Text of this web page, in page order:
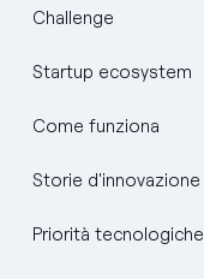
Challenge
Startup ecosystem
Come funziona
Storie d'innovazione
Priorità tecnologiche